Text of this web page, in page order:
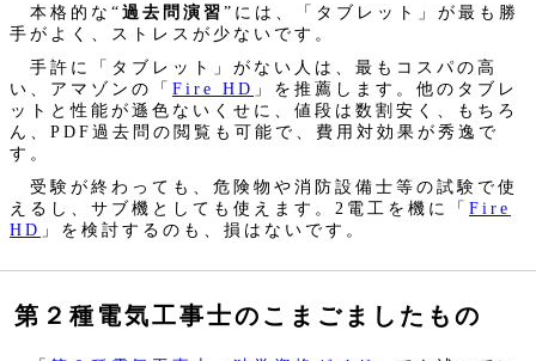
本格的な“過去問演習”には、「タブレット」が最も勝
手がよく、ストレスが少ないです。
手許に「タブレット」がない人は、最もコスパの高
い、アマゾンの「 Fire HD 」を推薦します。他のタブレ
ットと性能が遜色ないくせに、値段は数割安く、もちろ
ん、PDF過去問の閲覧も可能で、費用対効果が秀逸で
す。
受験が終わっても、危険物や消防設備士等の試験で使
えるし、サブ機としても使えます。2電工を機に「 Fire
HD 」を検討するのも、損はないです。
第２種電気工事士のこまごましたもの